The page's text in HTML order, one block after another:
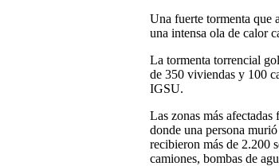
Una fuerte tormenta que
una intensa ola de calor
La tormenta torrencial
de 350 viviendas y 100
IGSU.
Las zonas más
donde una persona
recibieron más de 2.200
camiones, bombas de